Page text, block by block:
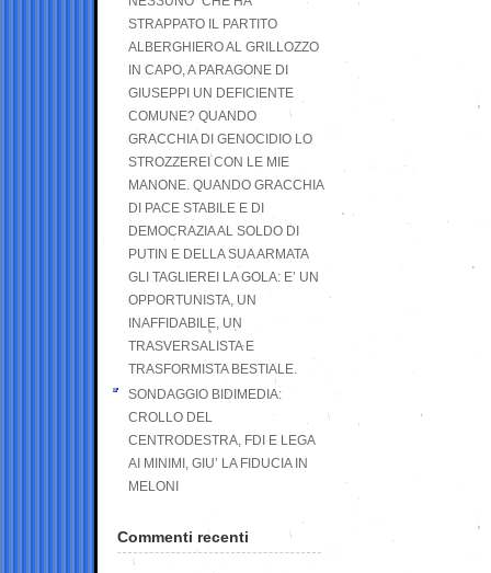
STRAPPATO IL PARTITO
ALBERGHIERO AL GRILLOZZO
IN CAPO, A PARAGONE DI
GIUSEPPI UN DEFICIENTE
COMUNE? QUANDO
GRACCHIA DI GENOCIDIO LO
STROZZEREI CON LE MIE
MANONE. QUANDO GRACCHIA
DI PACE STABILE E DI
DEMOCRAZIA AL SOLDO DI
PUTIN E DELLA SUA ARMATA
GLI TAGLIEREI LA GOLA: E’ UN
OPPORTUNISTA, UN
INAFFIDABILE, UN
TRASVERSALISTA E
TRASFORMISTA BESTIALE.
SONDAGGIO BIDIMEDIA:
CROLLO DEL
CENTRODESTRA, FDI E LEGA
AI MINIMI, GIU’ LA FIDUCIA IN
MELONI
Commenti recenti